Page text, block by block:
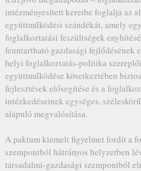
intézményesített keretbe foglalja az
együttműködési szándékát, amely
foglalkoztatási feszültségek
fenntartható gazdasági fejlődésének
helyi foglalkoztatás-politika
együttműködése következtében
fejlesztések elősegítése és a
intézkedéseinek egységes,
alapuló megvalósítása.
A paktum kiemelt figyelmet fordít a
szempontból hátrányos helyzetben
társadalmi-gazdasági szempontból